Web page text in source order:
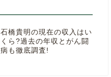
石橋貴明の現在の収入はい
くら?過去の年収とがん闘
病も徹底調査!